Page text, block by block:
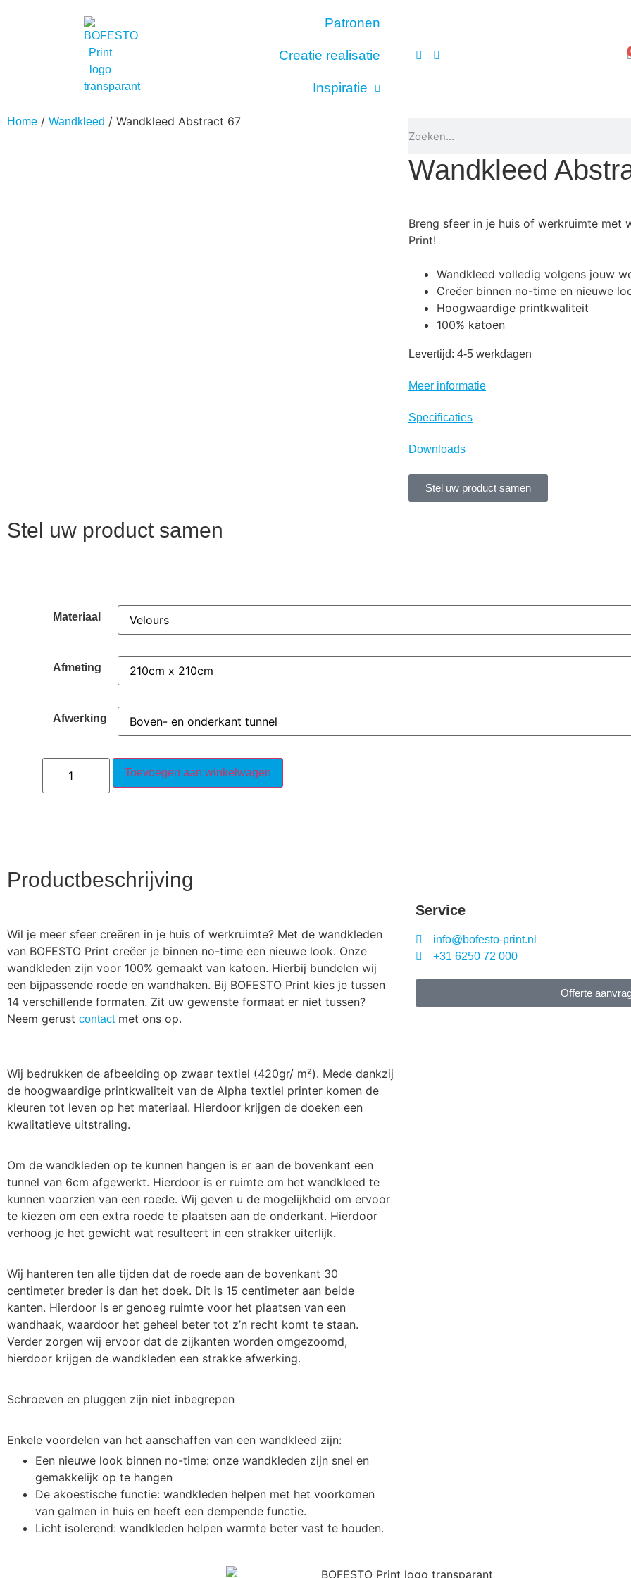
Patronen
Creatie realisatie
Inspiratie
Home / Wandkleed / Wandkleed Abstract 67
Wandkleed
Breng sfeer in je huis of werkruimte met
Print!
Wandkleed volledig volgens jouw
Creëer binnen no-time en nieuwe
Hoogwaardige printkwaliteit
100% katoen
Levertijd: 4-5 werkdagen
Meer informatie
Specificaties
Downloads
Stel uw product samen
Stel uw product samen
Materiaal
Afmeting
Afwerking
Toevoegen aan winkelwagen
Productbeschrijving
Wil je meer sfeer creëren in je huis of werkruimte? Met de wandkleden
van BOFESTO Print creëer je binnen no-time een nieuwe look. Onze
wandkleden zijn voor 100% gemaakt van katoen. Hierbij bundelen wij
een bijpassende roede en wandhaken. Bij BOFESTO Print kies je tussen
14 verschillende formaten. Zit uw gewenste formaat er niet tussen?
Neem gerust contactmet ons op.
Wij bedrukken de afbeelding op zwaar textiel (420gr/ m²). Mede dankzij
de hoogwaardige printkwaliteit van de Alpha textiel printer komen de
kleuren tot leven op het materiaal. Hierdoor krijgen de doeken een
kwalitatieve uitstraling.
Om de wandkleden op te kunnen hangen is er aan de bovenkant een
tunnel van 6cm afgewerkt. Hierdoor is er ruimte om het wandkleed te
kunnen voorzien van een roede. Wij geven u de mogelijkheid om ervoor
te kiezen om een extra roede te plaatsen aan de onderkant. Hierdoor
verhoog je het gewicht wat resulteert in een strakker uiterlijk.
Wij hanteren ten alle tijden dat de roede aan de bovenkant 30
centimeter breder is dan het doek. Dit is 15 centimeter aan beide
kanten. Hierdoor is er genoeg ruimte voor het plaatsen van een
wandhaak, waardoor het geheel beter tot z’n recht komt te staan.
Verder zorgen wij ervoor dat de zijkanten worden omgezoomd,
hierdoor krijgen de wandkleden een strakke afwerking.
Schroeven en pluggen zijn niet inbegrepen
Enkele voordelen van het aanschaffen van een wandkleed zijn:
Een nieuwe look binnen no-time: onze wandkleden zijn snel en
gemakkelijk op te hangen
De akoestische functie: wandkleden helpen met het voorkomen
van galmen in huis en heeft een dempende functie.
Licht isolerend: wandkleden helpen warmte beter vast te houden.
Service
info@bofesto-print.nl
+31 6250 72 000
Offerte